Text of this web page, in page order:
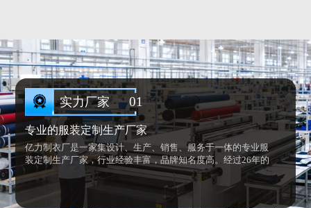
实力厂家 01
专业的服装定制生产厂家
亿力制衣厂是一家集设计、生产、销售、服务于一体的专业服
装定制生产厂家，行业经验丰富，品牌知名度高。经过26年的
努力一直致力于引领服装的时尚穿衣品味。
凭借准确的市场定位，经典、时尚而又结合消费群需求的设计
风格和人性化的管理理念，先后承接了近千家企业单位的服装